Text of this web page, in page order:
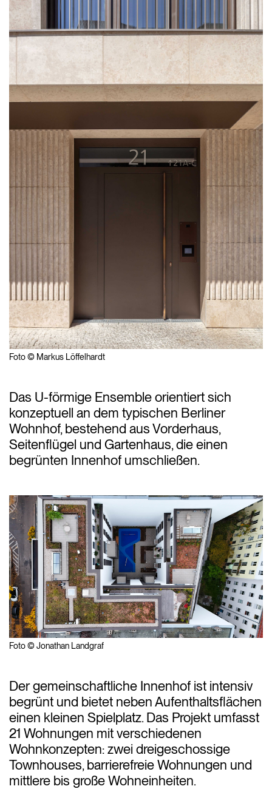
Foto © Markus Löffelhardt
Das U-förmige Ensemble orientiert sich
konzeptuell an dem typischen Berliner
Wohnhof, bestehend aus Vorderhaus,
Seitenflügel und Gartenhaus, die einen
begrünten Innenhof umschließen.
Foto © Jonathan Landgraf
Der gemeinschaftliche Innenhof ist intensiv
begrünt und bietet neben Aufenthaltsflächen
einen kleinen Spielplatz. Das Projekt umfasst
21 Wohnungen mit verschiedenen
Wohnkonzepten: zwei dreigeschossige
Townhouses, barrierefreie Wohnungen und
mittlere bis große Wohneinheiten.